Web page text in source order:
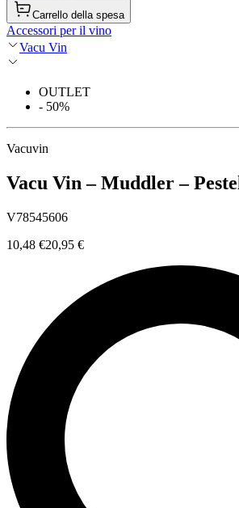
Carrello della spesa
Accessori per il vino
Vacu Vin
OUTLET
- 50%
Vacuvin
Vacu Vin – Muddler –
V78545606
10,48 €20,95 €